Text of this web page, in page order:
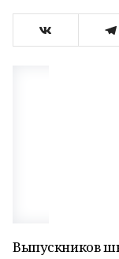
Выпускников